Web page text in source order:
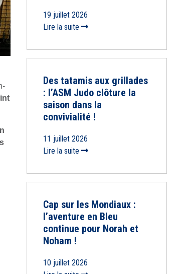
19 juillet 2026
Lire la suite
Des tatamis aux grillades
: l’ASM Judo clôture la
saison dans la
convivialité !
11 juillet 2026
Lire la suite
Cap sur les Mondiaux :
l’aventure en Bleu
continue pour Norah et
Noham !
10 juillet 2026